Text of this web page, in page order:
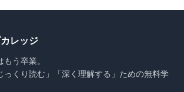
レッジ
う卒業。
っくり読む」「深く理解する」ための無料学